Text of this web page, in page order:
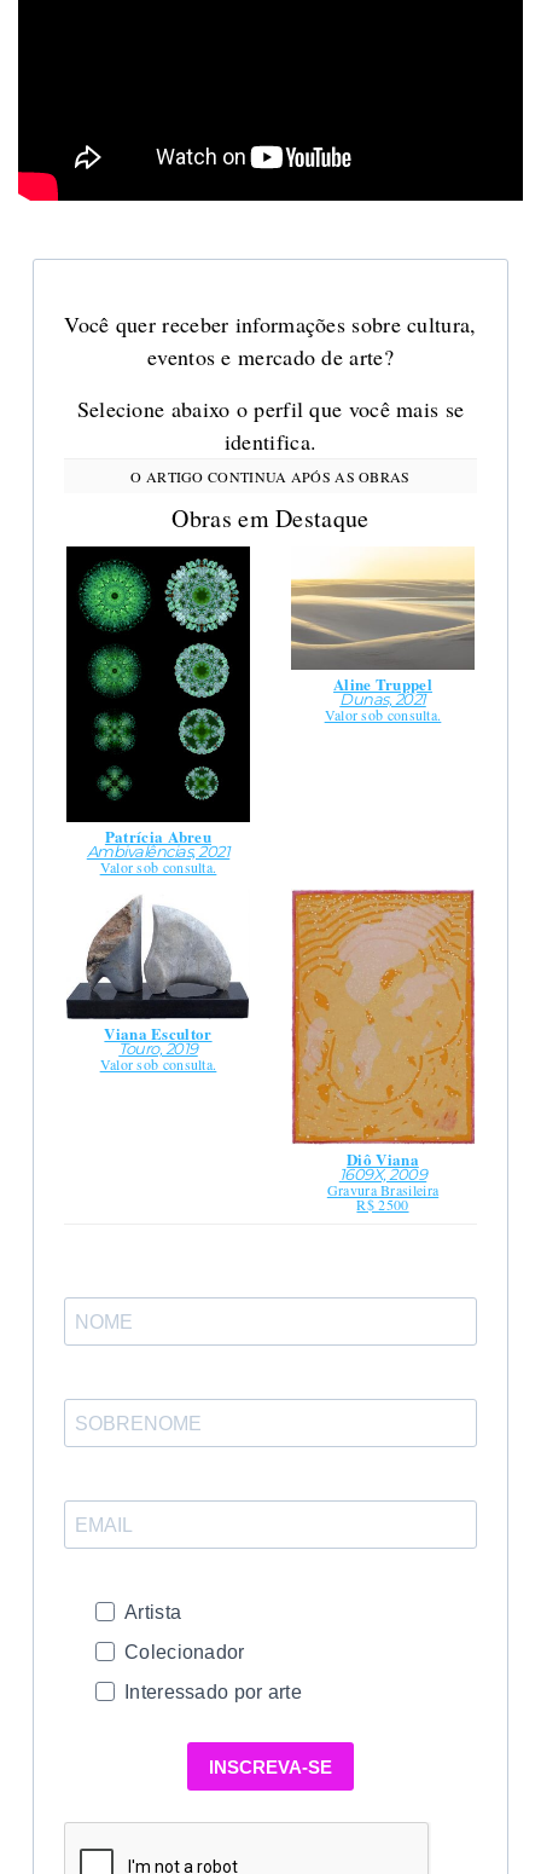
Você quer receber informações sobre cultura,
eventos e mercado de arte?
Selecione abaixo o perfil que você mais se
identifica.
Obras em Destaque
Patrícia Abreu
Ambivalências, 2021
Valor sob consulta.
Aline Truppel
Dunas, 2021
Valor sob consulta.
Viana Escultor
Touro, 2019
Valor sob consulta.
Diô Viana
1609X, 2009
Gravura Brasileira
R$ 2500
Artista
Colecionador
Interessado por arte
INSCREVA-SE